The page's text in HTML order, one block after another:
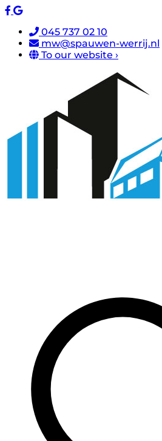
045 737 02 10
mw@spauwen-werrij.nl
To our website ›